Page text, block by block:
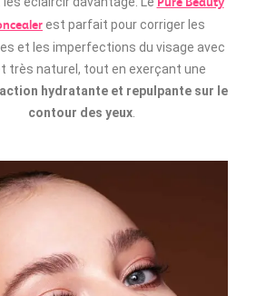
Pure Beauty
est parfait pour corriger les
et les imperfections du visage avec
très naturel, tout en exerçant une
hydratante et repulpante sur le
contour des yeux